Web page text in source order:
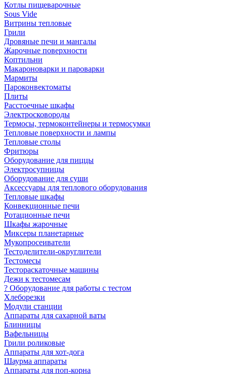
Котлы пищеварочные
Sous Vide
Витрины тепловые
Грили
Дровяные печи и мангалы
Жарочные поверхности
Коптильни
Макароноварки и пароварки
Мармиты
Пароконвектоматы
Плиты
Расстоечные шкафы
Электросковороды
Термосы, термоконтейнеры и термосумки
Тепловые поверхности и лампы
Тепловые столы
Фритюры
Оборудование для пиццы
Электросупницы
Оборудование для суши
Аксессуары для теплового оборудования
Тепловые шкафы
Конвекционные печи
Ротационные печи
Шкафы жарочные
Миксеры планетарные
Мукопросеиватели
Тестоделители-округлители
Тестомесы
Тестораскаточные машины
Дежи к тестомесам
? Оборудование для работы с тестом
Хлеборезки
Модули станции
Аппараты для сахарной ваты
Блинницы
Вафельницы
Грили роликовые
Аппараты для хот-дога
Шаурма аппараты
Аппараты для поп-корна